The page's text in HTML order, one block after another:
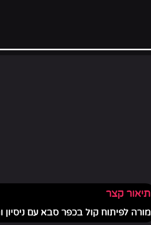
תיאור קצר
מורה לפיתוח קול בכפר סבא עם